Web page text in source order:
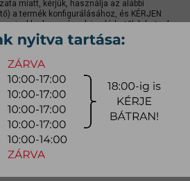
miatt, kérjük, használja az alábbi
a termék konfigurálásához, és KÉRJEN
mivel kedvezmények is elérhetők lehetnek.
(országos)